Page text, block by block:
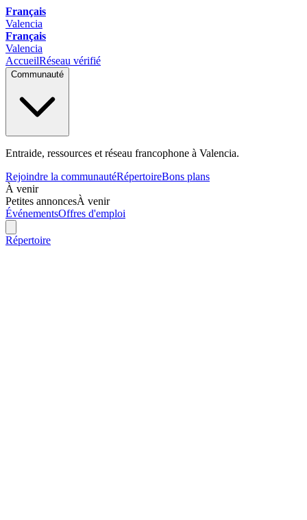
Français
Valencia
Français
Valencia
AccueilRéseau vérifié
Communauté
Entraide, ressources et réseau francophone à Valencia.
Rejoindre la communautéRépertoireBons plans
À venir
Petites annoncesÀ venir
ÉvénementsOffres d'emploi
Répertoire